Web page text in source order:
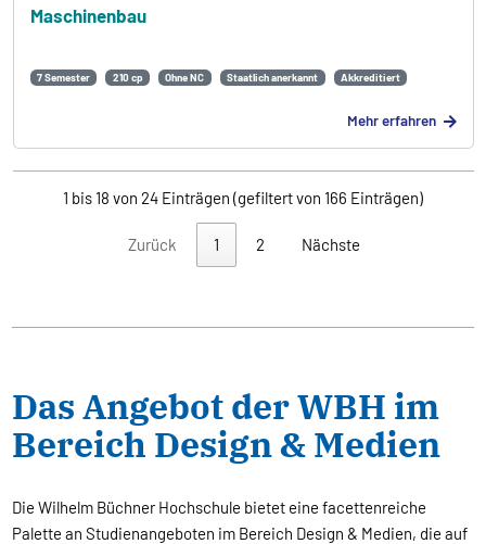
Maschinenbau
7 Semester 210 cp Ohne NC Staatlich anerkannt Akkreditiert
Mehr erfahren
1 bis 18 von 24 Einträgen (gefiltert von 166 Einträgen)
Zurück 1 2 Nächste
Das Angebot der WBH im
Bereich Design & Medien
Die Wilhelm Büchner Hochschule bietet eine facettenreiche
Palette an Studienangeboten im Bereich Design & Medien, die auf